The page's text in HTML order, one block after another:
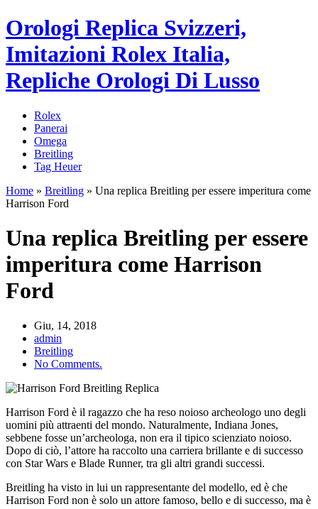
Orologi Replica Svizzeri,
Imitazioni Rolex Italia,
Repliche Orologi Di Lusso
Rolex
Panerai
Omega
Breitling
Tag Heuer
Home » Breitling » Una replica Breitling per essere imperitura come
Harrison Ford
Una replica Breitling per essere
imperitura come Harrison
Ford
Giu, 14, 2018
admin
Breitling
No Comments.
Harrison Ford è il ragazzo che ha reso noioso archeologo uno degli
uomini più attraenti del mondo. Naturalmente, Indiana Jones,
sebbene fosse un’archeologa, non era il tipico scienziato noioso.
Dopo di ciò, l’attore ha raccolto una carriera brillante e di successo
con Star Wars e Blade Runner, tra gli altri grandi successi.
Breitling ha visto in lui un rappresentante del modello, ed è che
Harrison Ford non è solo un attore famoso, bello e di successo, ma è